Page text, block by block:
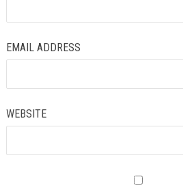
EMAIL ADDRESS
WEBSITE